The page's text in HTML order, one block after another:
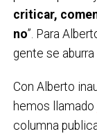
criticar,
no”. Para
gente se aburra
Con Alberto
hemos llamado
columna